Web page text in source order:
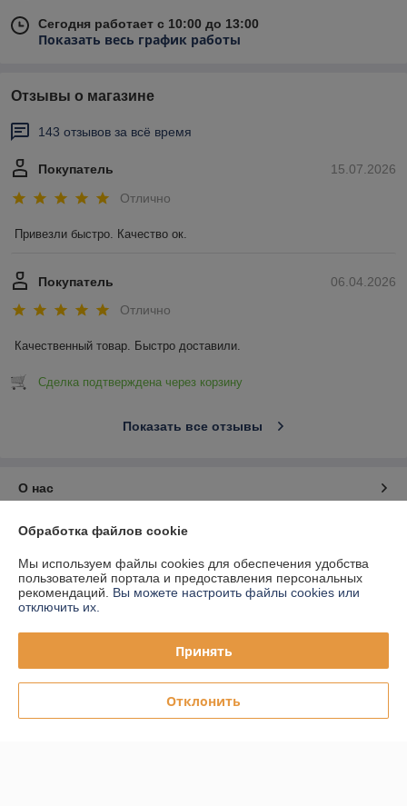
Сегодня работает с 10:00 до 13:00
Показать весь график работы
Отзывы о магазине
143 отзывов за всё время
15.07.2026
Покупатель
Отлично
Привезли быстро. Качество ок.
06.04.2026
Покупатель
Отлично
Качественный товар. Быстро доставили.
Сделка подтверждена через корзину
Показать все отзывы
О нас
Контакты
Доставка и оплата
График работы
Политика обработки cookies
Обработка файлов cookie
Мы используем файлы cookies для обеспечения удобства
пользователей портала и предоставления персональных
рекомендаций. Вы можете настроить файлы cookies или
отключить их.
Принять
Отклонить